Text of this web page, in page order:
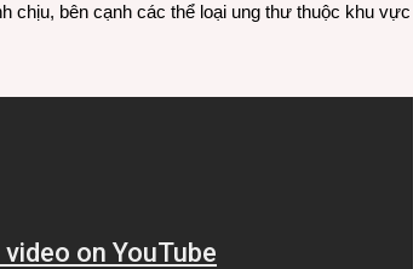
chịu, bên cạnh các thể loại ung thư thuộc khu vực